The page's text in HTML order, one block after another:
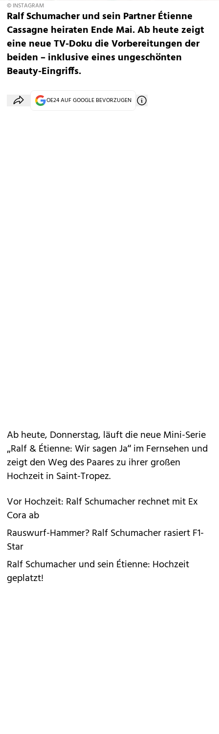
© INSTAGRAM
Ralf Schumacher und sein Partner Étienne
Cassagne heiraten Ende Mai. Ab heute zeigt
eine neue TV-Doku die Vorbereitungen der
beiden – inklusive eines ungeschönten
Beauty-Eingriffs.
OE24 AUF GOOGLE BEVORZUGEN
Ab heute, Donnerstag, läuft die neue Mini-Serie
„Ralf & Étienne: Wir sagen Ja“ im Fernsehen und
zeigt den Weg des Paares zu ihrer großen
Hochzeit in Saint-Tropez.
Vor Hochzeit: Ralf Schumacher rechnet mit Ex
Cora ab
Rauswurf-Hammer? Ralf Schumacher rasiert F1-
Star
Ralf Schumacher und sein Étienne: Hochzeit
geplatzt!